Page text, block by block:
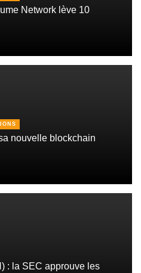
Network lève 10
nouvelle blockchain
: la SEC approuve les